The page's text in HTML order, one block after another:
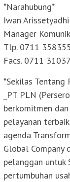
*Narahubung*
Iwan Arissetyadhi
Manager
Tlp. 0711
Facs. 0711
*Sekilas Tentang
_PT PLN
berkomitmen
pelayanan
agenda
Global Company
pelanggan untuk
pertumbuhan